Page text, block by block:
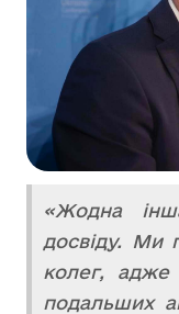
«Жодна
досвіду. Ми
колег, адже
подальших